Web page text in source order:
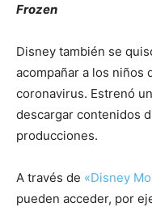
Frozen
Disney también se
acompañar a los niños
coronavirus. Estrenó
descargar contenidos
producciones.
A través de «Disney
pueden acceder, por